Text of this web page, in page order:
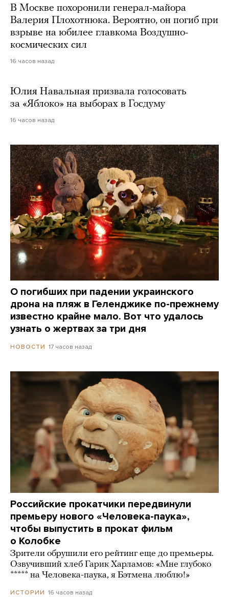
В Москве похоронили генерал-майора
Валерия Плохотнюка. Вероятно, он погиб при
взрыве на юбилее главкома Воздушно-
космических сил
16 часов назад
Юлия Навальная призвала голосовать
за «Яблоко» на выборах в Госдуму
16 часов назад
О погибших при падении украинского
дрона на пляж в Геленджике по-прежнему
известно крайне мало. Вот что удалось
узнать о жертвах за три дня
НОВОСТИ 17 часов назад
Российские прокатчики передвинули
премьеру нового «Человека-паука»,
чтобы выпустить в прокат фильм
о Колобке
Зрители обрушили его рейтинг еще до премьеры.
Озвучивший хлеб Гарик Харламов: «Мне глубоко
***** на Человека-паука, я Бэтмена люблю!»
ИСТОРИИ 16 часов назад